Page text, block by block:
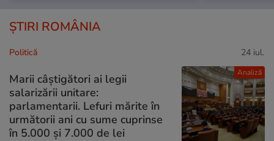
ȘTIRI ROMÂNIA
Analiză
Politică 24 iul.
Marii câștigători ai legii
salarizării unitare:
parlamentarii. Lefuri mărite în
următorii ani cu sume cuprinse
în 5.000 și 7.000 de lei